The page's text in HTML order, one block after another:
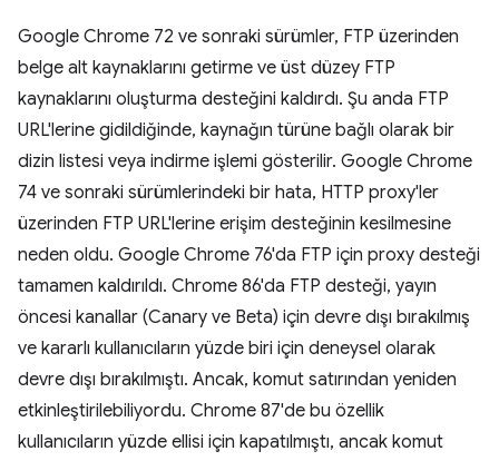
Google Chrome 72 ve sonraki sürümler, FTP üzerinden
belge alt kaynaklarını getirme ve üst düzey FTP
kaynaklarını oluşturma desteğini kaldırdı. Şu anda FTP
URL'lerine gidildiğinde, kaynağın türüne bağlı olarak bir
dizin listesi veya indirme işlemi gösterilir. Google Chrome
74 ve sonraki sürümlerindeki bir hata, HTTP proxy'ler
üzerinden FTP URL'lerine erişim desteğinin kesilmesine
neden oldu. Google Chrome 76'da FTP için proxy desteği
tamamen kaldırıldı. Chrome 86'da FTP desteği, yayın
öncesi kanallar (Canary ve Beta) için devre dışı bırakılmış
ve kararlı kullanıcıların yüzde biri için deneysel olarak
devre dışı bırakılmıştı. Ancak, komut satırından yeniden
etkinleştirilebiliyordu. Chrome 87'de bu özellik
kullanıcıların yüzde ellisi için kapatılmıştı, ancak komut